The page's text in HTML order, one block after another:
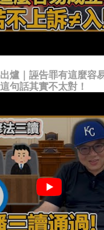
爐｜誣告罪有這麼容
句話其實不太對！